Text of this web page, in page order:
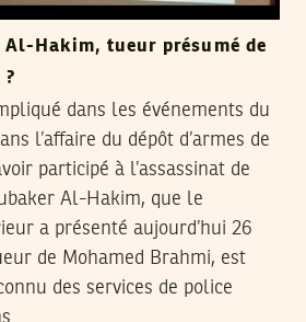
Al-Hakim, tueur présumé de
?
dans les événements du
l’affaire du dépôt d’armes de
participé à l’assassinat de
Al-Hakim, que le
a présenté aujourd’hui 26
de Mohamed Brahmi, est
des services de police